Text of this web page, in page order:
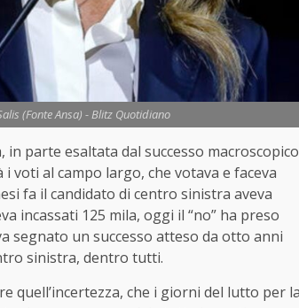
(Fonte Ansa) - Blitz Quotidiano
in parte esaltata dal successo macroscopico
voti al campo largo, che votava e faceva
fa il candidato di centro sinistra aveva
incassati 125 mila, oggi il “no” ha preso
segnato un successo atteso da otto anni
sinistra, dentro tutti.
quell’incertezza, che i giorni del lutto per